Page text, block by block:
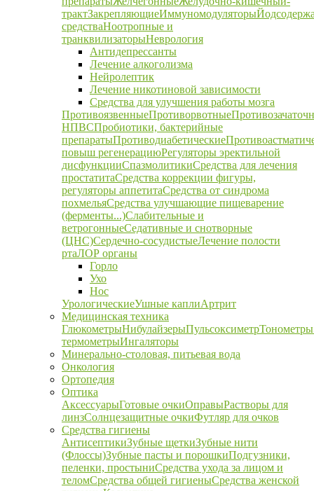
трактЗакрепляющиеИммуномодуляторы
средстваНоотропные и
транквилизаторыНеврология
Антидепрессанты
Лечение алкоголизма
Нейролептик
Лечение никотиновой зависимости
Средства для улучшения работы мозга
ПротивоязвенныеПротиворвотные
НПВСПробиотики, бактерийные
препаратыПротиводиабетические
повыш регенерациюРегуляторы эректильной
дисфункцииСпазмолитикиСредства для лечения
простатитаСредства коррекции фигуры,
регуляторы аппетитаСредства от синдрома
похмельяСредства улучшающие пищеварение
(ферменты...)Слабительные и
ветрогонныеСедативные и снотворные
(ЦНС)Сердечно-сосудистыеЛечение полости
ртаЛОР органы
Горло
Ухо
Нос
УрологическиеУшные каплиАртрит
Медицинская техника
ГлюкометрыНибулайзерыПульсоксиметрТонометры
термометрыИнгаляторы
Минерально-столовая, питьевая вода
Онкология
Ортопедия
Оптика
АксессуарыГотовые очкиОправыРастворы для
линзСолнцезащитные очкиФутляр для очков
Средства гигиены
АнтисептикиЗубные щеткиЗубные нити
(Флоссы)Зубные пасты и порошкиПодгузники,
пеленки, простыниСредства ухода за лицом и
теломСредства общей гигиеныСредства женской